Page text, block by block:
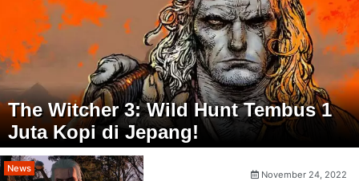
The Witcher 3: Wild Hunt Tembus 1
Juta Kopi di Jepang!
News
November 24, 2022